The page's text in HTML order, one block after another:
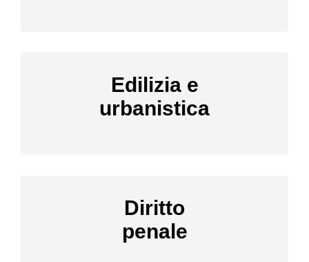
Edilizia e
urbanistica
Diritto
penale